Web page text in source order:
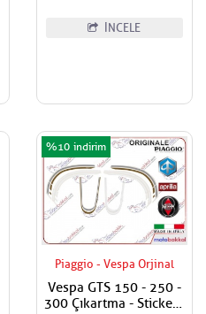
İNCELE
Piaggio - Vespa Orjinal
Vespa GTS 150 - 250 -
300 Çıkartma - Stickers
%10